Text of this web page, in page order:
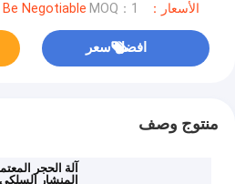
الأسعار：To Be Negotiable MOQ：1
افضل سعر
منتوج وصف